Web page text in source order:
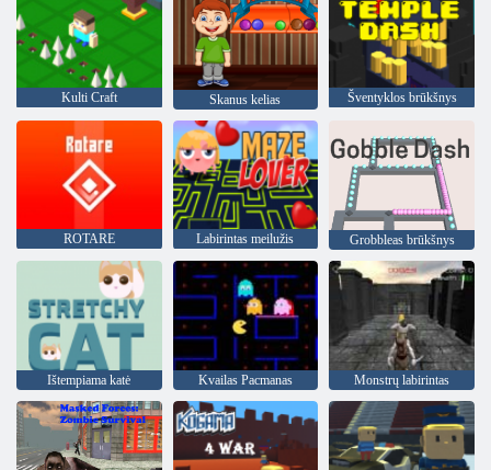
Kulti Craft Skanus kelias Šventyklos brūkšnys
ROTARE Labirintas meilužis Grobbleas brūkšnys
Ištempiama katė Kvailas Pacmanas Monstrų labirintas